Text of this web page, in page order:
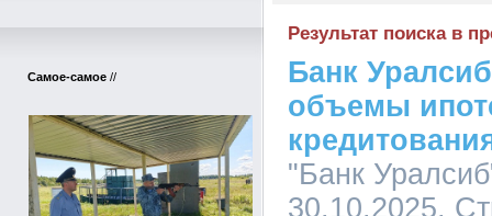
Самое-самое //
Результат поиска в
Банк
объемы
"Банк
30.10.2025,